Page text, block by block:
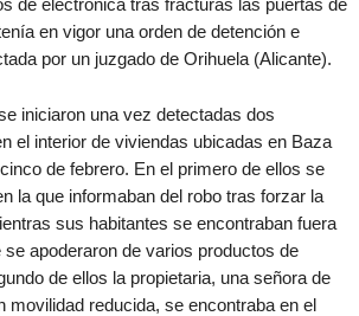
de electrónica tras fracturas las puertas de
en vigor una orden de detención e
por un juzgado de Orihuela (Alicante).
iniciaron una vez detectadas dos
el interior de viviendas ubicadas en Baza
de febrero. En el primero de ellos se
la que informaban del robo tras forzar la
sus habitantes se encontraban fuera
apoderaron de varios productos de
de ellos la propietaria, una señora de
movilidad reducida, se encontraba en el